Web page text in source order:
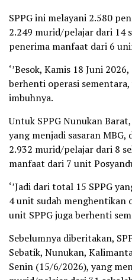
SPPG ini melayani 2.580
2.249 murid/pelajar dari 14
penerima manfaat dari 6
‘’Besok, Kamis 18 Juni
berhenti operasi sementara,
imbuhnya.
Untuk SPPG Nunukan
yang menjadi sasaran MBG,
2.932 murid/pelajar dari 8
manfaat dari 7 unit
‘’Jadi dari total 15 SPPG
4 unit sudah menghentikan
unit SPPG juga berhenti
Sebelumnya diberitakan,
Sebatik, Nunukan,
Senin (15/6/2026), yang